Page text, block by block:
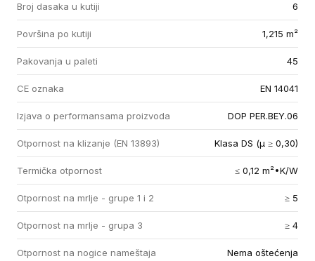
Broj dasaka u kutiji 6
Površina po kutiji 1,215 m²
Pakovanja u paleti 45
CE oznaka EN 14041
Izjava o performansama proizvoda DOP PER.BEY.06
Otpornost na klizanje (EN 13893) Klasa DS (µ ≥ 0,30)
Termička otpornost ≤ 0,12 m²•K/W
Otpornost na mrlje - grupe 1 i 2 ≥ 5
Otpornost na mrlje - grupa 3 ≥ 4
Otpornost na nogice nameštaja Nema oštećenja